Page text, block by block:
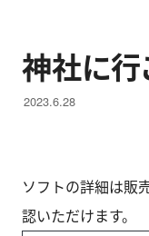
神社に行
2023.6.28
ソフトの詳細は販
認いただけます。